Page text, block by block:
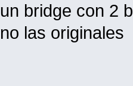
un bridge con 2
no las originales